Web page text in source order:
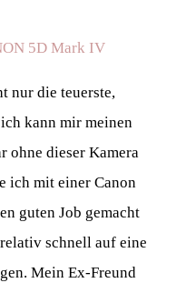
5D Mark IV
nur die teuerste,
kann mir meinen
ohne dieser Kamera
ich mit einer Canon
guten Job gemacht
schnell auf eine
Mein Ex-Freund